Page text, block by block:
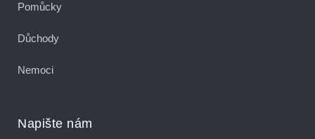
Pomůcky
Důchody
Nemoci
Napište nám